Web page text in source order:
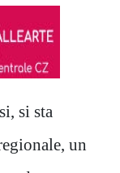
si sta
un